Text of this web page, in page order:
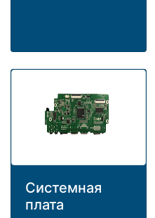
Системная
плата